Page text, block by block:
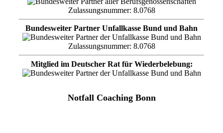
Zulassungsnummer: 8.0768
Bundesweiter Partner Unfallkasse Bund und Bahn
Zulassungsnummer: 8.0768
Mitglied im Deutscher Rat für Wiederbelebung:
Notfall Coaching Bonn